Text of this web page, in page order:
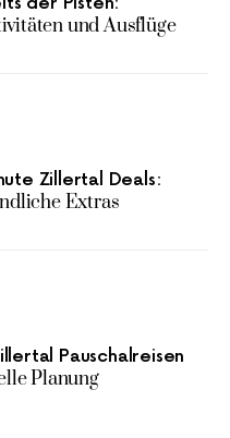
und Ausflüge
Zillertal Deals:
Extras
Pauschalreisen
Planung